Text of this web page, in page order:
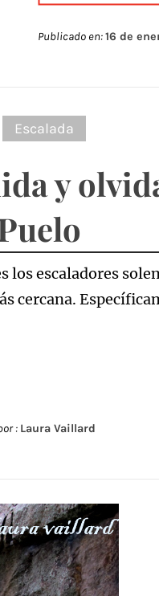
Publicado en:16 de
Escalada
y
los escaladores
cercana.
: Laura Vaillard